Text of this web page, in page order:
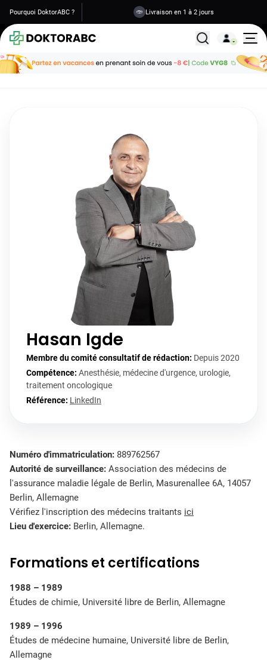
Pourquoi DoktorABC ? Livraison en 1 à 2 jours
Tous les
Hasan Igde
Membre du comité consultatif de rédaction: Depuis 2020
Compétence: Anesthésie, médecine d'urgence, urologie,
traitement oncologique
Référence: LinkedIn
Numéro d'immatriculation: 889762567
Autorité de surveillance: Association des médecins de
l'assurance maladie légale de Berlin, Masurenallee 6A, 14057
Berlin, Allemagne
Vérifiez l'inscription des médecins traitants ici
Lieu d'exercice: Berlin, Allemagne.
Formations et certifications
1988 – 1989
Études de chimie, Université libre de Berlin, Allemagne
1989 – 1996
Études de médecine humaine, Université libre de Berlin,
Allemagne